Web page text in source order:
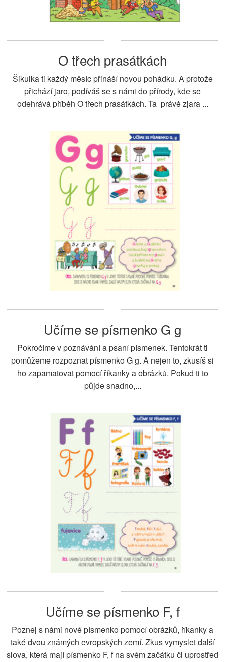
O třech prasátkách
Šikulka ti každý měsíc přináší novou pohádku. A protože
přichází jaro, podíváš se s námi do přírody, kde se
odehrává příběh O třech prasátkách. Ta právě zjara ...
Učíme se písmenko G g
Pokročíme v poznávání a psaní písmenek. Tentokrát ti
pomůžeme rozpoznat písmenko G g. A nejen to, zkusíš si
ho zapamatovat pomocí říkanky a obrázků. Pokud ti to
půjde snadno,...
Učíme se písmenko F, f
Poznej s námi nové písmenko pomocí obrázků, říkanky a
také dvou známých evropských zemí. Zkus vymyslet další
slova, která mají písmenko F, f na svém začátku či uprostřed